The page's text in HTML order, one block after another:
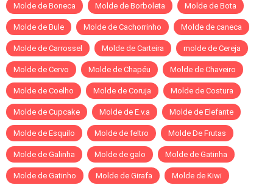
Molde de Boneca Molde de Borboleta Molde de Bota
Molde de Bule Molde de Cachorrinho Molde de caneca
Molde de Carrossel Molde de Carteira molde de Cereja
Molde de Cervo Molde de Chapéu Molde de Chaveiro
Molde de Coelho Molde de Coruja Molde de Costura
Molde de Cupcake Molde de E.v.a Molde de Elefante
Molde de Esquilo Molde de feltro Molde De Frutas
Molde de Galinha Molde de galo Molde de Gatinha
Molde de Gatinho Molde de Girafa Molde de Kiwi